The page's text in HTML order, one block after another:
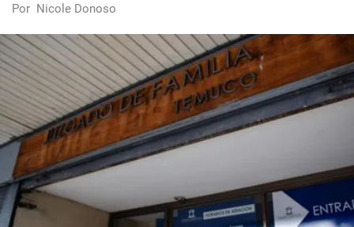
Por Nicole Donoso